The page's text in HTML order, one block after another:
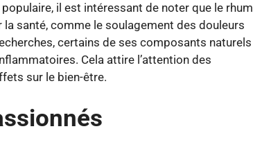
il est intéressant de noter que le rhum
la santé, comme le soulagement des douleurs
certains de ses composants naturels
Cela attire l’attention des
sur le bien-être.